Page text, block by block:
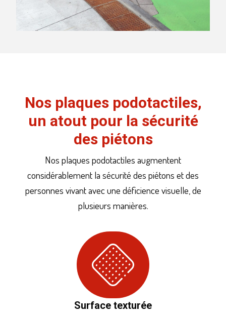
Nos plaques podotactiles,
un atout pour la sécurité
des piétons
Nos plaques podotactiles augmentent
considérablement la sécurité des piétons et des
personnes vivant avec une déficience visuelle, de
plusieurs manières.
Surface texturée